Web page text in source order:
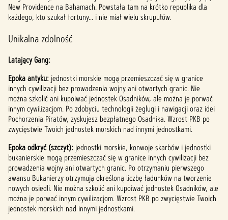
P
a
y
Klikaj
ąc
przyci
sk
,
wyraż
asz
zgod
ę na
polity
kę
New Providence na Bahamach. Powstała tam na krótko republika dla
każdego, kto szukał fortuny... i nie miał wielu skrupułów.
Unikalna zdolność
Latający Gang:
Epoka antyku: jednostki morskie mogą przemieszczać się w granice
innych cywilizacji bez prowadzenia wojny ani otwartych granic. Nie
można szkolić ani kupoiwać jednostek Osadników, ale można je porwać
innym cywilizacjom. Po zdobyciu technologii żeglugi i nawigacji oraz idei
Pochorzenia Piratów, zyskujesz bezpłatnego Osadnika. Wzrost PKB po
zwycięstwie Twoich jednostek morskich nad innymi jednostkami.
Epoka odkryć (szczyt): jednostki morskie, konwoje skarbów i jednostki
bukanierskie mogą przemieszczać się w granice innych cywilizacji bez
prowadzenia wojny ani otwartych granic. Po otrzymaniu pierwszego
awansu Bukanierzy otrzymują określoną liczbę ładunków na tworzenie
nowych osiedli. Nie można szkolić ani kupoiwać jednostek Osadników, ale
można je porwać innym cywilizacjom. Wzrost PKB po zwycięstwie Twoich
jednostek morskich nad innymi jednostkami.